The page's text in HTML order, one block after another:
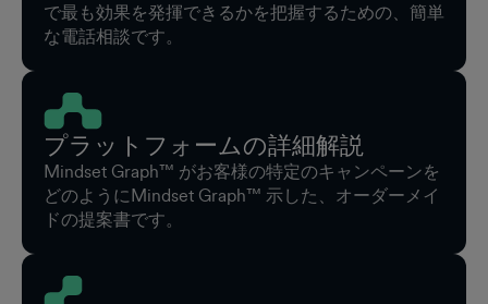
で最も効果を発揮できるかを把握するための、簡単
な電話相談です。
プラットフォームの詳細解説
Mindset Graph™ がお客様の特定のキャンペーンを
どのようにMindset Graph™ 示した、オーダーメイ
ドの提案書です。